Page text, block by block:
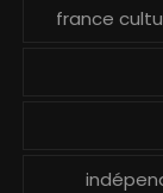
france